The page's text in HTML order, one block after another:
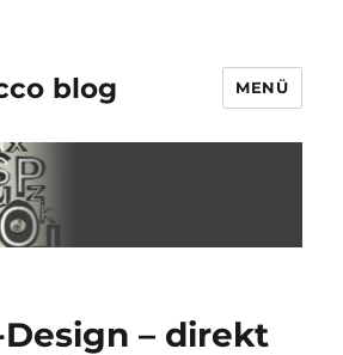
blog MENÜ
– direkt